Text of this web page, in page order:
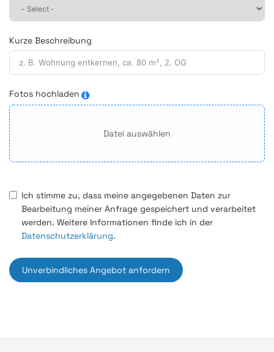
Kurze Beschreibung
Fotos hochladen
Datei auswählen
Ich stimme zu, dass meine angegebenen Daten zur
Bearbeitung meiner Anfrage gespeichert und verarbeitet
werden. Weitere Informationen finde ich in der
Datenschutzerklärung.
Unverbindliches Angebot anfordern